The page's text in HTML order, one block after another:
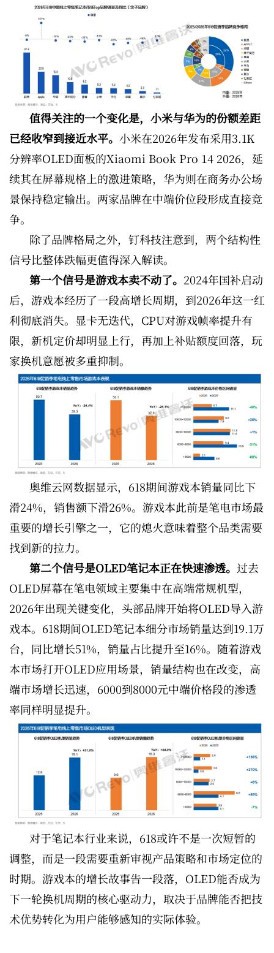
值得关注的一个变化是，小米与华为的份额差距
已经收窄到接近水平。 小米在2026年发布采用3.1K
分辨率OLED面板的Xiaomi Book Pro 14 2026，延
续其在屏幕规格上的激进策略，华为则在商务办公场
景保持稳定输出。两家品牌在中端价位段形成直接竞
争。
除了品牌格局之外，钉科技注意到，两个结构性
信号比整体跌幅更值得深入解读。
第一个信号是游戏本卖不动了。 2024年国补启动
后，游戏本经历了一段高增长周期，到2026年这一红
利彻底消失。显卡无迭代，CPU对游戏帧率提升有
限，新机定价却明显上行，再加上补贴额度回落，玩
家换机意愿被多重抑制。
奥维云网数据显示，618期间游戏本销量同比下
滑24%，销售额下滑26%。游戏本此前是笔电市场最
重要的增长引擎之一，它的熄火意味着整个品类需要
找到新的拉力。
第二个信号是OLED笔记本正在快速渗透。 过去
OLED屏幕在笔电领域主要集中在高端常规机型，
2026年出现关键变化，头部品牌开始将OLED导入游
戏本。618期间OLED笔记本细分市场销量达到19.1万
台，同比增长51%，销量占比提升至16%。随着游戏
本市场打开OLED应用场景，销量结构也在改变，高
端市场增长迅速，6000到8000元中端价格段的渗透
率同样明显提升。
对于笔记本行业来说，618或许不是一次短暂的
调整，而是一段需要重新审视产品策略和市场定位的
时期。游戏本的增长故事告一段落，OLED能否成为
下一轮换机周期的核心驱动力，取决于品牌能否把技
术优势转化为用户能够感知的实际体验。